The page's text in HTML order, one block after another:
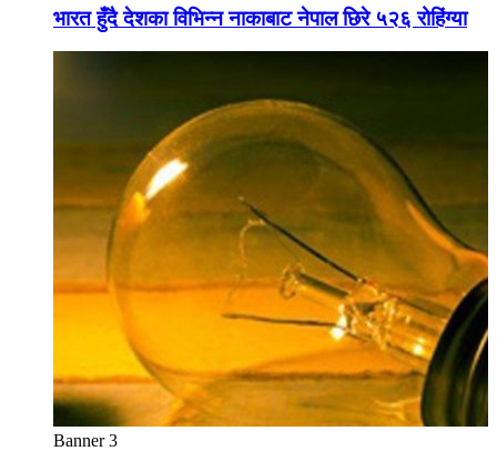
भारत हुँदै देशका विभिन्न नाकाबाट नेपाल छिरे ५२६ रोहिंग्या
Banner 3